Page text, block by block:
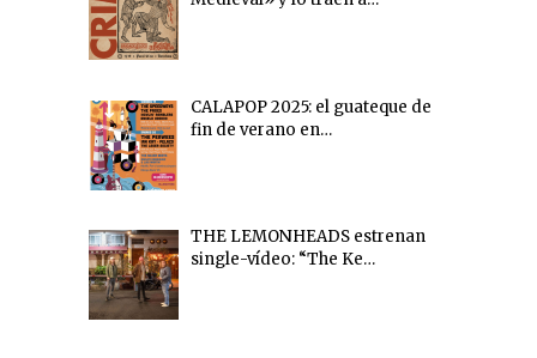
CALAPOP 2025: el guateque de
fin de verano en…
THE LEMONHEADS estrenan
single-vídeo: “The Ke…